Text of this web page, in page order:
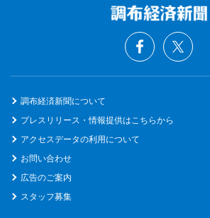
調布経済新聞について
プレスリリース・情報提供はこちらから
アクセスデータの利用について
お問い合わせ
広告のご案内
スタッフ募集